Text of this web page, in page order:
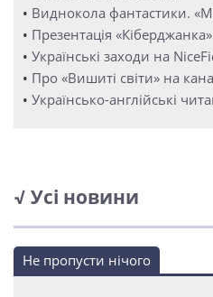
• Виднокола фантастики.
• Презентація «Кіберджанка»
• Українські заходи на
• Про «Вишиті світи» на
• Українсько-англійські
√ Усі новини
Не пропусти нічого